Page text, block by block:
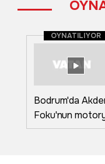
OYNATILIYOR
Bodrum'da
Foku'nun
keyfi kameraya